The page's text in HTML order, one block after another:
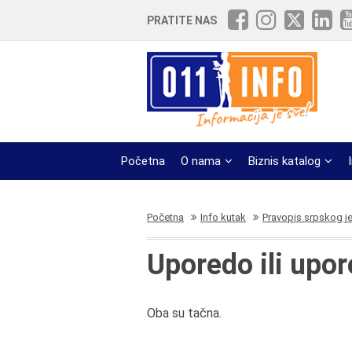
PRATITE NAS
Početna O nama Biznis katalog
Početna Info kutak Pravopis srpskog
Uporedo ili
Oba su tačna.